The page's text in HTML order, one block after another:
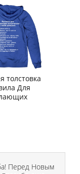
толстовка
Для
Перед Новым